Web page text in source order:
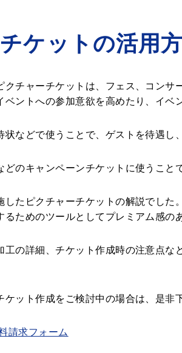
ケットの活用
クチャーチケットは、フェス、コン
ベントへの参加意欲を高めたり、イベ
状などで使うことで、ゲストを待遇し
どのキャンペーンチケットに使うこと
したピクチャーチケットの解説でし
るためのツールとしてプレミアム感の
工の詳細、チケット作成時の注意点
ット作成をご検討中の場合は、是非
請求フォーム